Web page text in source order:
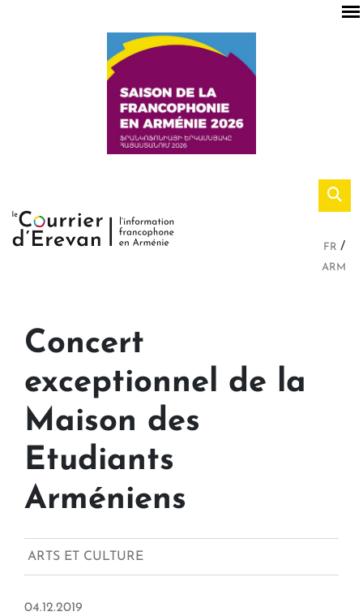
FR
ARM
Concert
exceptionnel de la
Maison des
Etudiants
Arméniens
ARTS ET CULTURE
04.12.2019